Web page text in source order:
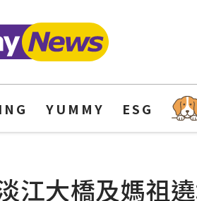
YUMMY ESG
江大橋及媽祖